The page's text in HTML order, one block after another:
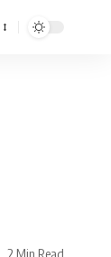
2 Min Read